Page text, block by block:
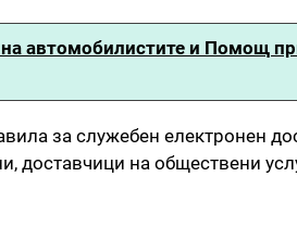
автомобилистите и Помощ
за служебен електронен
доставчици на обществени